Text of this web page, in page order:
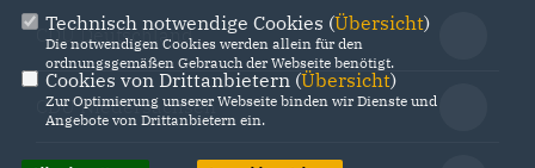
CDU Deutschland
CDU Niedersachsen
Technisch notwendige Cookies (Übersicht)
Die notwendigen Cookies werden allein für den
ordnungsgemäßen Gebrauch der Webseite benötigt.
Cookies von Drittanbietern (Übersicht)
Zur Optimierung unserer Webseite binden wir Dienste und
Angebote von Drittanbietern ein.